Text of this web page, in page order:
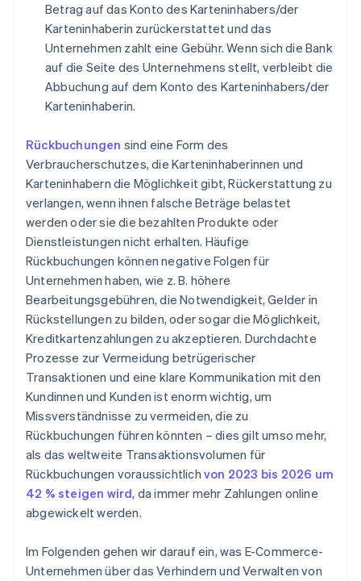
Betrag auf das Konto des Karteninhabers/der
Karteninhaberin zurückerstattet und das
Unternehmen zahlt eine Gebühr. Wenn sich die Bank
auf die Seite des Unternehmens stellt, verbleibt die
Abbuchung auf dem Konto des Karteninhabers/der
Karteninhaberin.
Rückbuchungen sind eine Form des
Verbraucherschutzes, die Karteninhaberinnen und
Karteninhabern die Möglichkeit gibt, Rückerstattung zu
verlangen, wenn ihnen falsche Beträge belastet
werden oder sie die bezahlten Produkte oder
Dienstleistungen nicht erhalten. Häufige
Rückbuchungen können negative Folgen für
Unternehmen haben, wie z. B. höhere
Bearbeitungsgebühren, die Notwendigkeit, Gelder in
Rückstellungen zu bilden, oder sogar die Möglichkeit,
Kreditkartenzahlungen zu akzeptieren. Durchdachte
Prozesse zur Vermeidung betrügerischer
Transaktionen und eine klare Kommunikation mit den
Kundinnen und Kunden ist enorm wichtig, um
Missverständnisse zu vermeiden, die zu
Rückbuchungen führen könnten – dies gilt umso mehr,
als das weltweite Transaktionsvolumen für
Rückbuchungen voraussichtlich von 2023 bis 2026 um
42 % steigen wird, da immer mehr Zahlungen online
abgewickelt werden.
Im Folgenden gehen wir darauf ein, was E-Commerce-
Unternehmen über das Verhindern und Verwalten von